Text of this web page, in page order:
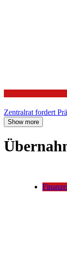
Zentralrat fordert
Show more